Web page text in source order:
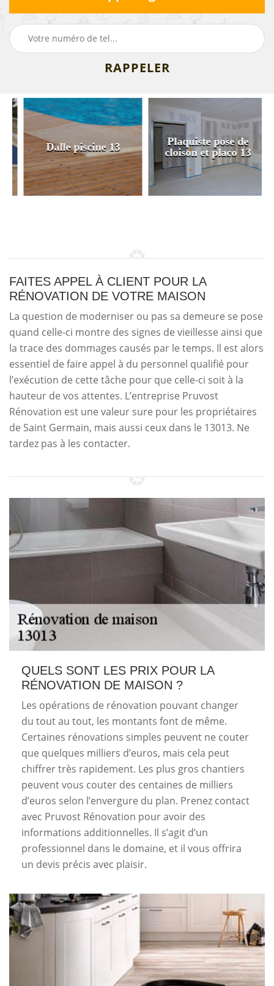
Dalle piscine 13
Plaquiste pose de
cloison et placo 13
FAITES APPEL À CLIENT POUR LA
RÉNOVATION DE VOTRE MAISON
La question de moderniser ou pas sa demeure se pose
quand celle-ci montre des signes de vieillesse ainsi que
la trace des dommages causés par le temps. Il est alors
essentiel de faire appel à du personnel qualifié pour
l’exécution de cette tâche pour que celle-ci soit à la
hauteur de vos attentes. L’entreprise Pruvost
Rénovation est une valeur sure pour les propriétaires
de Saint Germain, mais aussi ceux dans le 13013. Ne
tardez pas à les contacter.
QUELS SONT LES PRIX POUR LA
RÉNOVATION DE MAISON ?
Les opérations de rénovation pouvant changer
du tout au tout, les montants font de même.
Certaines rénovations simples peuvent ne couter
que quelques milliers d’euros, mais cela peut
chiffrer très rapidement. Les plus gros chantiers
peuvent vous couter des centaines de milliers
d’euros selon l’envergure du plan. Prenez contact
avec Pruvost Rénovation pour avoir des
informations additionnelles. Il s’agit d’un
professionnel dans le domaine, et il vous offrira
un devis précis avec plaisir.